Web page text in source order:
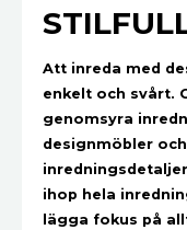
Att inreda med
enkelt och svårt.
genomsyra
designmöbler
ihop hela
lägga fokus på